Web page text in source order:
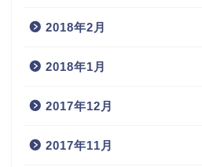
2018年2月
2018年1月
2017年12月
2017年11月